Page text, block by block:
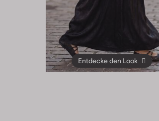
Entdecke den Look